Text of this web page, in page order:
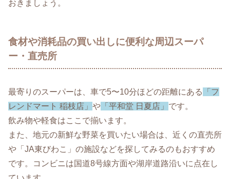
おきましょう。
食材や消耗品の買い出しに便利な周辺スーパ
ー・直売所
最寄りのスーパーは、車で5〜10分ほどの距離にある
「フ
レンドマート 稲枝店」 や 「平和堂 日夏店」 です。
飲み物や軽食はここで揃います。
また、地元の新鮮な野菜を買いたい場合は、近くの直売所
や「JA東びわこ」の施設などを探してみるのもおすすめ
です。コンビニは国道8号線方面や湖岸道路沿いに点在し